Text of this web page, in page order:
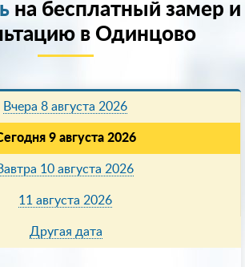
на бесплатный замер и
в Одинцово
Вчера 8 августа 2026
9 августа 2026
10 августа 2026
11 августа 2026
Другая дата